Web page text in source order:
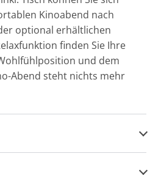
Kinoabend nach
optional erhältlichen
finden Sie Ihre
und dem
Abend steht nichts mehr